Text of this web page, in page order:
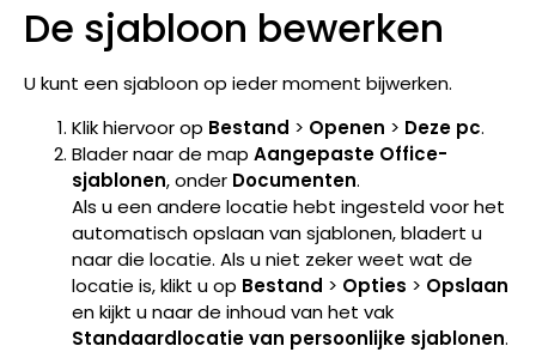
De sjabloon bewerken
U kunt een sjabloon op ieder moment bijwerken.
Klik hiervoor op Bestand > Openen > Deze pc.
Blader naar de map Aangepaste Office-
sjablonen, onder Documenten.
Als u een andere locatie hebt ingesteld voor het
automatisch opslaan van sjablonen, bladert u
naar die locatie. Als u niet zeker weet wat de
locatie is, klikt u op Bestand > Opties > Opslaan
en kijkt u naar de inhoud van het vak
Standaardlocatie van persoonlijke sjablonen.